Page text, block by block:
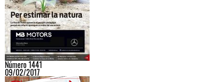
Número 1441
09/02/2017